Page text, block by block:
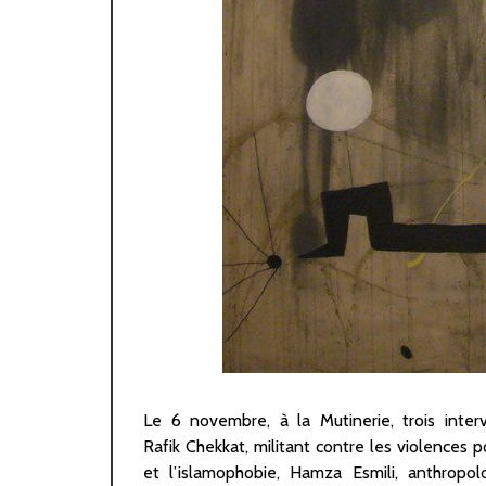
Le 6 novembre, à la Mutinerie, trois
Rafik Chekkat, militant contre les violences
et l’islamophobie, Hamza Esmili,
sketch de Dieudonné est devenu la
Zemmour et de Darmanin, celle qu’ils
d’imposer à un pays tout entier. Trois